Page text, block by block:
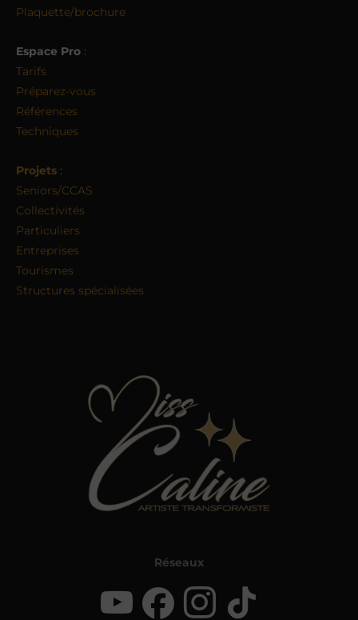
Plaquette/brochure
Espace Pro :
Tarifs
Préparez-vous
Références
Techniques
Projets :
Seniors/CCAS
Collectivités
Particuliers
Entreprises
Tourismes
Structures spécialisées
Réseaux